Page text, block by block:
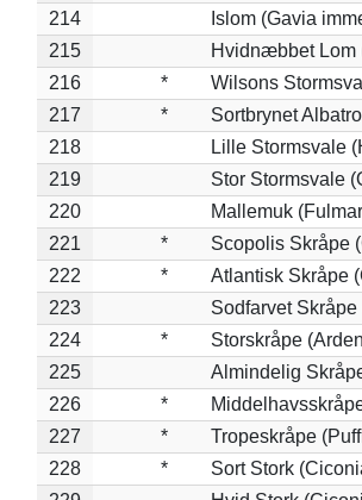
214
Islom (Gavia
215
Hvidnæbbet Lom
216
*
Wilsons
217
*
Sortbrynet
218
Lille Stormsvale
219
Stor Stormsvale
220
Mallemuk
221
*
Scopolis Skråpe
222
*
Atlantisk Skråpe
223
Sodfarvet
224
*
Storskråpe
225
Almindelig
226
*
227
*
Tropeskråpe
228
*
Sort Stork